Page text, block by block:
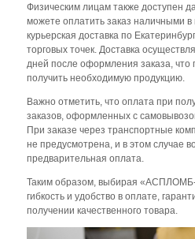
Физическим лицам также доступен
можете оплатить заказ наличными в
курьерская доставка по
торговых точек. Доставка
дней после оформления заказа, что
получить необходимую продукцию.
Важно отметить, что оплата при
заказов, оформленных с
При заказе через транспортные
не предусмотрена, и в этом случае
предварительная оплата.
Таким образом, выбирая
гибкость и удобство в оплате,
получении качественного товара.